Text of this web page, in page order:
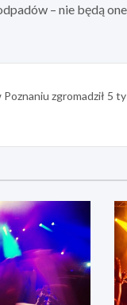
– nie będą
zgromadził 5